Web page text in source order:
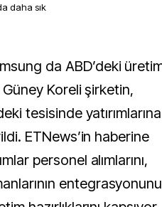
daha sık
Güney Koreli şirketin,
tesisinde yatırımlarına
ETNews’in haberine
personel alımlarını,
entegrasyonunu